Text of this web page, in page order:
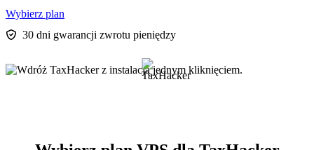
Wybierz plan
30 dni gwarancji zwrotu pieniędzy